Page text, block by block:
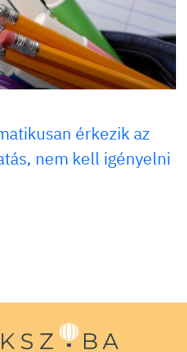
érkezik az
nem kell igényelni